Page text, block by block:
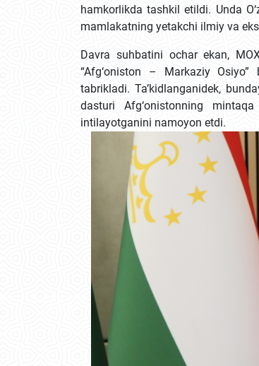
hamkorlikda tashkil etildi. Unda
mamlakatning yetakchi ilmiy va
Davra suhbatini ochar ekan,
“Afg‘oniston – Markaziy
tabrikladi. Ta’kidlanganidek,
dasturi Afg‘onistonning
intilayotganini namoyon etdi.